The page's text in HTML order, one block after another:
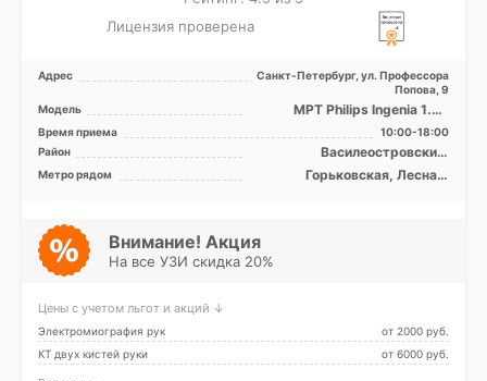
Лицензия проверена
Адрес
Санкт-Петербург, ул. Профессора
Попова, 9
Модель
МРТ Philips Ingenia 1.5Т
закрытый тип, КТ Philips
Ingenuity 128 срезов
Время приема
10:00-18:00
Район
Василеостровский,
Выборгский, Петроградский,
Приморский
Метро рядом
Горьковская, Лесная,
Внимание! Акция
На все УЗИ скидка 20%
Цены с учетом льгот и акций ↓
Электромиография рук
от 2000 pуб.
КТ двух кистей руки
от 6000 pуб.